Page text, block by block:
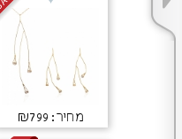
מחיר: ₪799